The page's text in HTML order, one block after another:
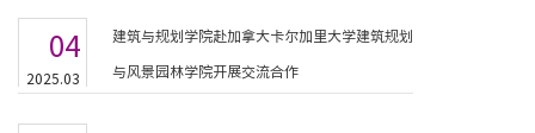
04
2025.03
建筑与规划学院赴加拿大卡尔加里大学建筑规划
与风景园林学院开展交流合作